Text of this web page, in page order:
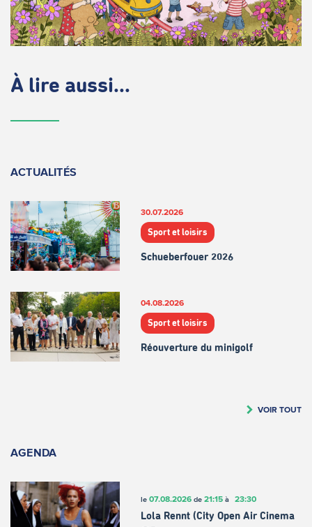
À lire aussi...
ACTUALITÉS
30.07.2026
Sport et loisirs
Schueberfouer 2026
04.08.2026
Sport et loisirs
Réouverture du minigolf
VOIR TOUT
AGENDA
le 07.08.2026de 21:15à 23:30
Lola Rennt (City Open Air Cinema